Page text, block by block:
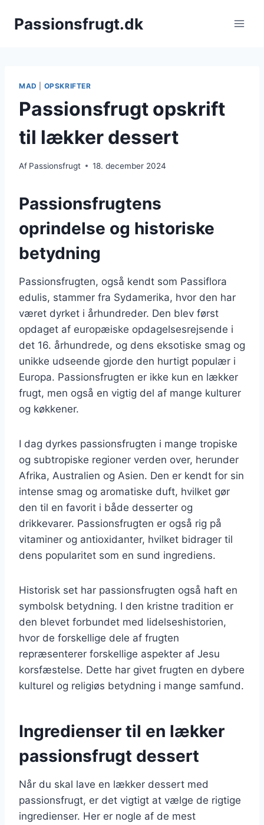
Passionsfrugt.dk
MAD OPSKRIFTER
Passionsfrugt opskrift
til lækker dessert
Af Passionsfrugt 18. december 2024
Passionsfrugtens
oprindelse og historiske
betydning
Passionsfrugten, også kendt som Passiflora
edulis, stammer fra Sydamerika, hvor den har
været dyrket i århundreder. Den blev først
opdaget af europæiske opdagelsesrejsende i
det 16. århundrede, og dens eksotiske smag og
unikke udseende gjorde den hurtigt populær i
Europa. Passionsfrugten er ikke kun en lækker
frugt, men også en vigtig del af mange kulturer
og køkkener.
I dag dyrkes passionsfrugten i mange tropiske
og subtropiske regioner verden over, herunder
Afrika, Australien og Asien. Den er kendt for sin
intense smag og aromatiske duft, hvilket gør
den til en favorit i både desserter og
drikkevarer. Passionsfrugten er også rig på
vitaminer og antioxidanter, hvilket bidrager til
dens popularitet som en sund ingrediens.
Historisk set har passionsfrugten også haft en
symbolsk betydning. I den kristne tradition er
den blevet forbundet med lidelseshistorien,
hvor de forskellige dele af frugten
repræsenterer forskellige aspekter af Jesu
korsfæstelse. Dette har givet frugten en dybere
kulturel og religiøs betydning i mange samfund.
Ingredienser til en lækker
passionsfrugt dessert
Når du skal lave en lækker dessert med
passionsfrugt, er det vigtigt at vælge de rigtige
ingredienser. Her er nogle af de mest